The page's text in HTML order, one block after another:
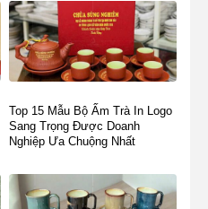
Top 15 Mẫu Bộ Ấm Trà In Logo
Sang Trọng Được Doanh
Nghiệp Ưa Chuộng Nhất